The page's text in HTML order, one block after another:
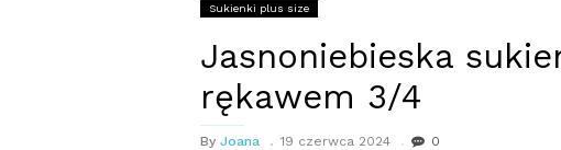
Sukienki plus size
Jasnoniebieska
rękawem 3/4
By Joana 19 czerwca 2024 0